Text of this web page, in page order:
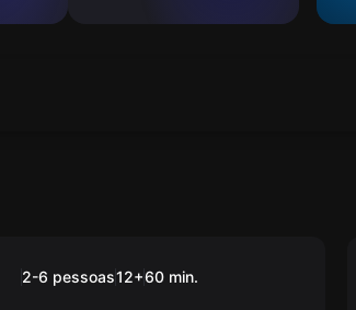
2-6 pessoas12+60 min.